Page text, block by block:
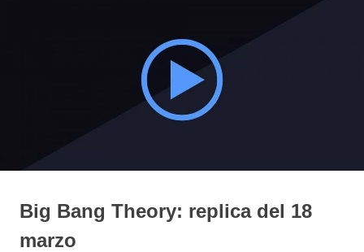
Big Bang Theory: replica del 18
marzo